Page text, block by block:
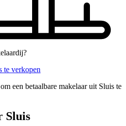
te verkopen
een betaalbare makelaar uit Sluis te
Sluis